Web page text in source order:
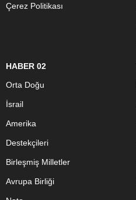
Çerez Politikası
HABER 02
Orta Doğu
İsrail
Amerika
Destekçileri
Birleşmiş Milletler
Avrupa Birliği